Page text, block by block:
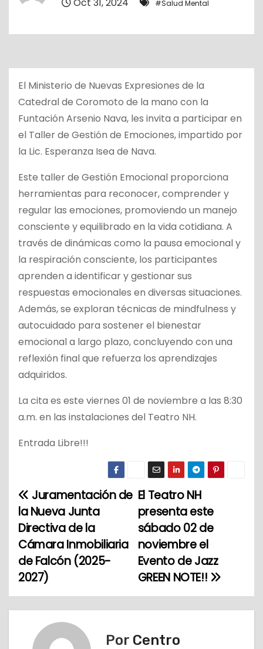
#Salud Mental
El Ministerio de Nuevas Expresiones de la
Catedral de Coromoto de la mano con la
Funtación Arsenio Nava, les invita a participar en
el Taller de Gestión de Emociones, impartido por
la Lic. Esperanza Isea de Nava.
Este taller de Gestión Emocional proporciona
herramientas para reconocer, comprender y
regular las emociones, promoviendo un manejo
consciente y equilibrado en la vida cotidiana. A
través de dinámicas como la pausa emocional y
la respiración consciente, los participantes
aprenden a identificar y gestionar sus
respuestas emocionales en diversas situaciones.
Además, se exploran técnicas de mindfulness y
autocuidado para sostener el bienestar
emocional a largo plazo, concluyendo con una
reflexión final que refuerza los aprendizajes
adquiridos.
La cita es este viernes 01 de noviembre a las 8:30
a.m. en las instalaciones del Teatro NH.
Entrada Libre!!!
N
a
v
e
g
El Teatro NH
presenta este
sábado 02 de
noviembre el
Evento de Jazz
GREEN NOTE!!
Juramentación de
la Nueva Junta
Directiva de la
Cámara Inmobiliaria
de Falcón (2025-
2027)
Por Centro